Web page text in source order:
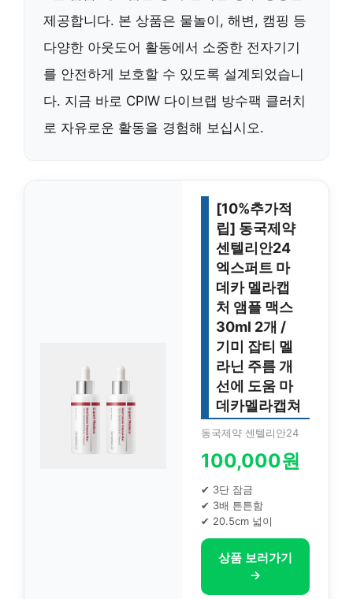
제공합니다. 본 상품은 물놀이, 해변, 캠핑 등
다양한 아웃도어 활동에서 소중한 전자기기
를 안전하게 보호할 수 있도록 설계되었습니
다. 지금 바로 CPIW 다이브랩 방수팩 클러치
로 자유로운 활동을 경험해 보십시오.
[10%추가적
립] 동국제약
센텔리안24
엑스퍼트 마
데카 멜라캡
처 앰플 맥스
30ml 2개 /
기미 잡티 멜
라닌 주름 개
선에 도움 마
데카멜라캡쳐
동국제약 센텔리안24
100,000원
✔ 3단 잠금
✔ 3배 튼튼함
✔ 20.5cm 넓이
상품 보러가기
→